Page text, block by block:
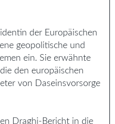
der Europäischen
geopolitische und
ein. Sie erwähnte
den europäischen
von Daseinsvorsorge
Draghi-Bericht in die